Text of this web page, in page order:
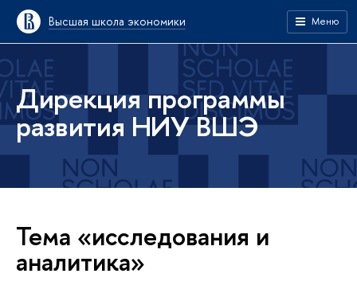
Высшая школа экономики Меню
Дирекция программы
развития НИУ ВШЭ
Тема «исследования и
аналитика»